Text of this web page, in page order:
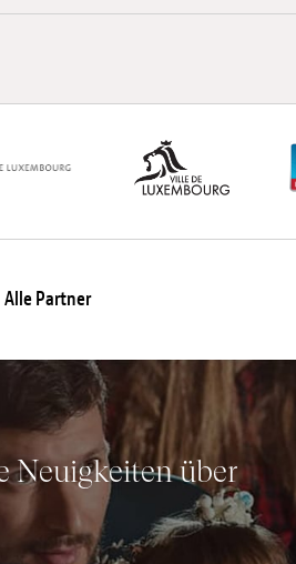
Alle Partner
Neuigkeiten über